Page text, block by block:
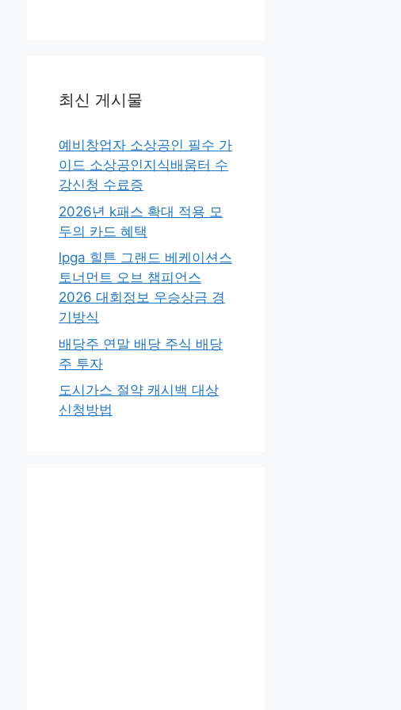
최신 게시물
예비창업자 소상공인 필수 가
이드 소상공인지식배움터 수
강신청 수료증
2026년 k패스 확대 적용 모
두의 카드 혜택
lpga 힐튼 그랜드 베케이션스
토너먼트 오브 챔피언스
2026 대회정보 우승상금 경
기방식
배당주 연말 배당 주식 배당
주 투자
도시가스 절약 캐시백 대상
신청방법